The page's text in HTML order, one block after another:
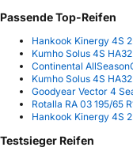
Passende Top-Reifen
Hankook Kinergy 4S
Kumho Solus 4S
Continental
Kumho Solus 4S
Goodyear Vector 4
Rotalla RA 03 195/65
Hankook Kinergy 4S
Testsieger Reifen